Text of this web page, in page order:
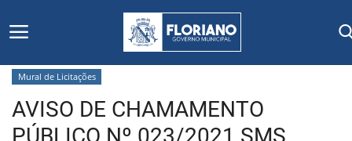
Início
Mural de Licitações
AVISO DE CHAMAMENTO
PÚBLICO Nº 023/2021 SMS